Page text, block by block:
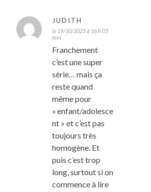
JUDITH
le 19/10/2021 à 16 h 05
min
Franchement
c’est une super
série… mais ça
reste quand
même pour
« enfant/adolesce
nt » et c’est pas
toujours très
homogène. Et
puis c’est trop
long, surtout si on
commence à lire